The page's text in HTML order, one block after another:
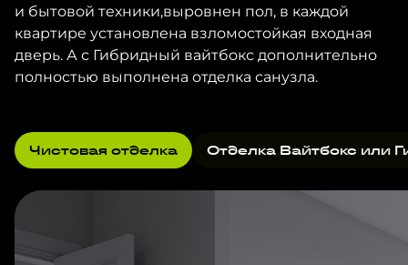
и бытовой техники,выровнен пол, в каждой
квартире установлена взломостойкая входная
дверь. А с Гибридный вайтбокс дополнительно
полностью выполнена отделка санузла.
Чистовая отделка Отделка Вайтбокс или